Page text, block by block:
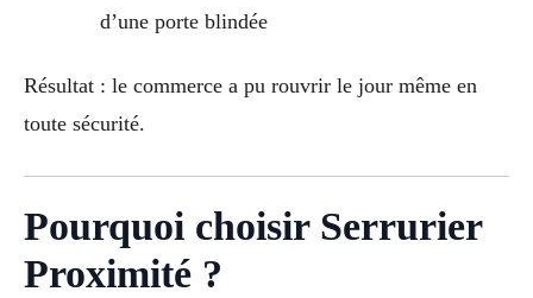
d’une porte blindée
Résultat : le commerce a pu rouvrir le jour même en
toute sécurité.
Pourquoi choisir Serrurier
Proximité ?